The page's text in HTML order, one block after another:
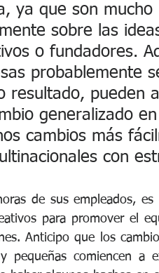
ya que son
sobre las
o fundadores.
probablemente
resultado, pueden
generalizado
cambios más
con
de sus empleados,
para promover el
Anticipo que los
pequeñas comiencen a